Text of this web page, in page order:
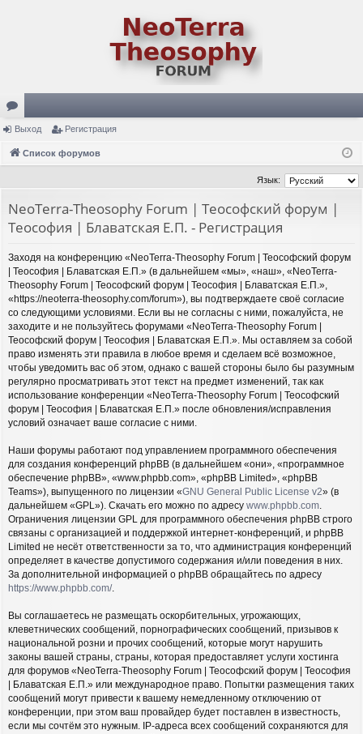
ор
ум
Выход Регистрация
Список форумов
Язык:
NeoTerra-Theosophy Forum | Теософский форум |
Теософия | Блаватская Е.П. - Регистрация
Заходя на конференцию «NeoTerra-Theosophy Forum | Теософский форум
| Теософия | Блаватская Е.П.» (в дальнейшем «мы», «наш», «NeoTerra-
Theosophy Forum | Теософский форум | Теософия | Блаватская Е.П.»,
«https://neoterra-theosophy.com/forum»), вы подтверждаете своё согласие
со следующими условиями. Если вы не согласны с ними, пожалуйста, не
заходите и не пользуйтесь форумами «NeoTerra-Theosophy Forum |
Теософский форум | Теософия | Блаватская Е.П.». Мы оставляем за собой
право изменять эти правила в любое время и сделаем всё возможное,
чтобы уведомить вас об этом, однако с вашей стороны было бы разумным
регулярно просматривать этот текст на предмет изменений, так как
использование конференции «NeoTerra-Theosophy Forum | Теософский
форум | Теософия | Блаватская Е.П.» после обновления/исправления
условий означает ваше согласие с ними.
Наши форумы работают под управлением программного обеспечения
для создания конференций phpBB (в дальнейшем «они», «программное
обеспечение phpBB», «www.phpbb.com», «phpBB Limited», «phpBB
Teams»), выпущенного по лицензии «GNU General Public License v2» (в
дальнейшем «GPL»). Скачать его можно по адресу www.phpbb.com
Ограничения лицензии GPL для программного обеспечения phpBB строго
связаны с организацией и поддержкой интернет-конференций, и phpBB
Limited не несёт ответственности за то, что администрация конференций
определяет в качестве допустимого содержания и/или поведения в них.
За дополнительной информацией о phpBB обращайтесь по адресу
https://www.phpbb.com/.
Вы соглашаетесь не размещать оскорбительных, угрожающих,
клеветнических сообщений, порнографических сообщений, призывов к
национальной розни и прочих сообщений, которые могут нарушить
законы вашей страны, страны, которая предоставляет услуги хостинга
для форумов «NeoTerra-Theosophy Forum | Теософский форум | Теософия
| Блаватская Е.П.» или международное право. Попытки размещения таких
сообщений могут привести к вашему немедленному отключению от
конференции, при этом ваш провайдер будет поставлен в известность,
если мы сочтём это нужным. IP-адреса всех сообщений сохраняются для